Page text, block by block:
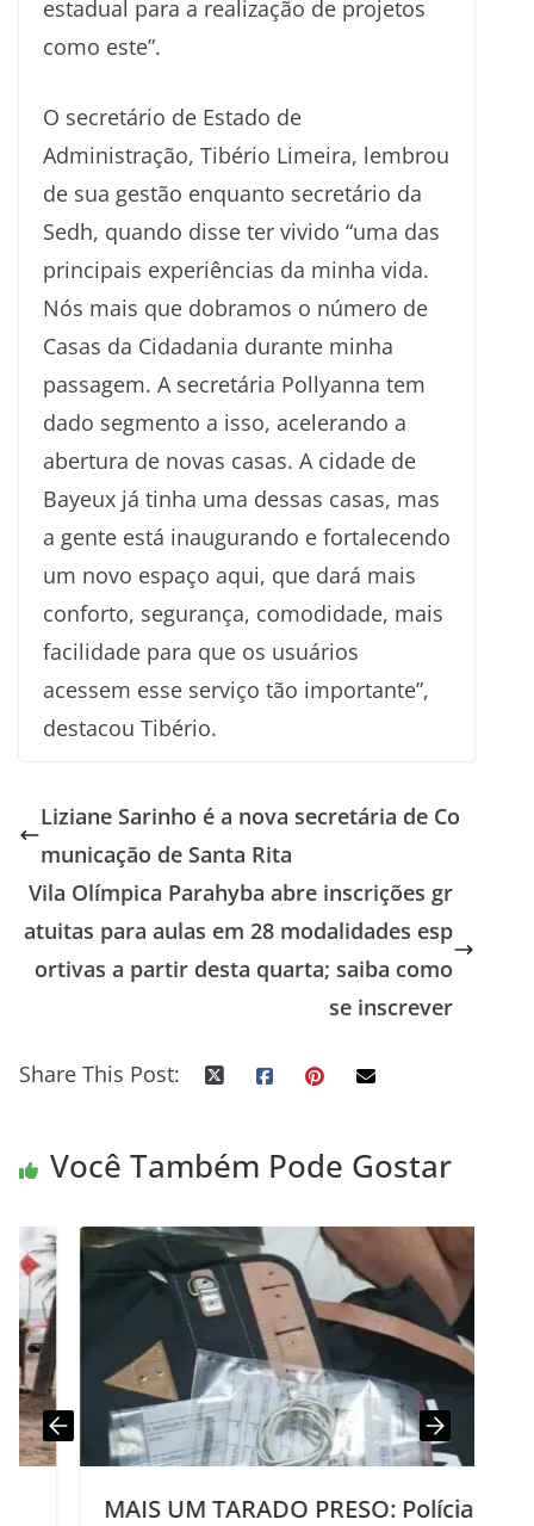
estadual para a realização de projetos
como este”.
O secretário de Estado de
Administração, Tibério Limeira, lembrou
de sua gestão enquanto secretário da
Sedh, quando disse ter vivido “uma das
principais experiências da minha vida.
Nós mais que dobramos o número de
Casas da Cidadania durante minha
passagem. A secretária Pollyanna tem
dado segmento a isso, acelerando a
abertura de novas casas. A cidade de
Bayeux já tinha uma dessas casas, mas
a gente está inaugurando e fortalecendo
um novo espaço aqui, que dará mais
conforto, segurança, comodidade, mais
facilidade para que os usuários
acessem esse serviço tão importante”,
destacou Tibério.
Liziane Sarinho é a nova secretária de Co
municação de Santa Rita
Vila Olímpica Parahyba abre inscrições gr
atuitas para aulas em 28 modalidades esp
ortivas a partir desta quarta; saiba como
se inscrever
Share This Post:
Você Também Pode Gostar
MAIS UM TARADO PRESO: Polícia